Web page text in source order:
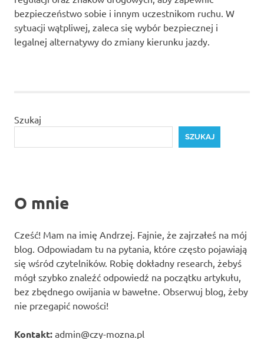
bezpieczeństwo sobie i innym uczestnikom ruchu. W
sytuacji wątpliwej, zaleca się wybór bezpiecznej i
legalnej alternatywy do zmiany kierunku jazdy.
Szukaj
SZUKAJ
O mnie
Cześć! Mam na imię Andrzej. Fajnie, że zajrzałeś na mój
blog. Odpowiadam tu na pytania, które często pojawiają
się wśród czytelników. Robię dokładny research, żebyś
mógł szybko znaleźć odpowiedź na początku artykułu,
bez zbędnego owijania w bawełne. Obserwuj blog, żeby
nie przegapić nowości!
Kontakt: admin@czy-mozna.pl